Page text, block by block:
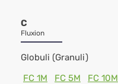
C
Fluxion
Globuli (Granuli)
FC 1M
FC 5M FC 10M